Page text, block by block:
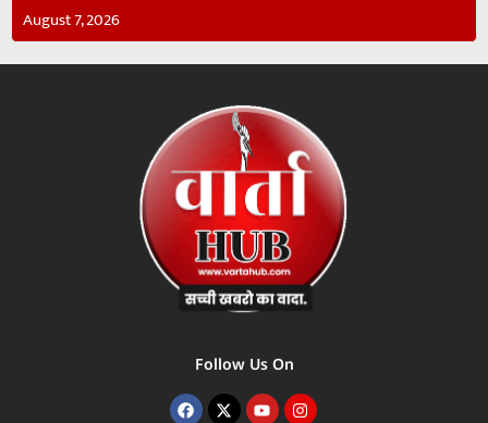
August 7, 2026
Follow Us On